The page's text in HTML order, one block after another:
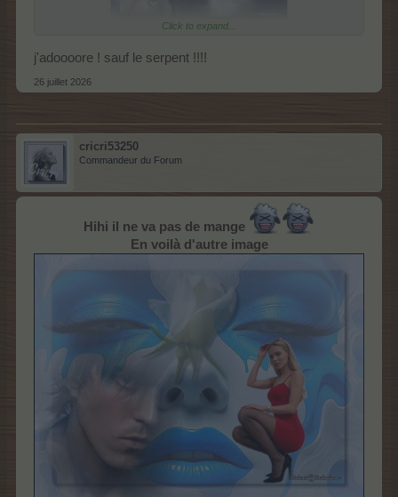
Click to expand...
j'adoooore ! sauf le serpent !!!!
26 juillet 2026
cricri53250
Commandeur du Forum
Hihi il ne va pas de mange
En voilà d'autre image